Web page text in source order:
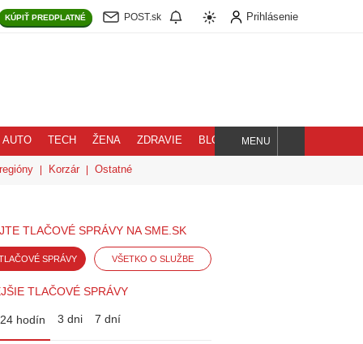
KÚPIŤ PREDPLATNÉ POST.sk Prihlásenie
AUTO TECH ŽENA ZDRAVIE BLOG
Hľadaj
MENU
Korzár Ostatné
TLAČOVÉ SPRÁVY NA SME.SK
SPRÁVY VŠETKO O SLUŽBE
TLAČOVÉ SPRÁVY
24 hodín 3 dni 7 dní